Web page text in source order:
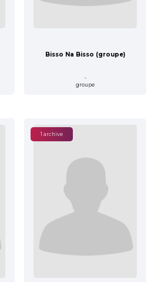
Bisso Na Bisso (groupe)
-
groupe
1 archive